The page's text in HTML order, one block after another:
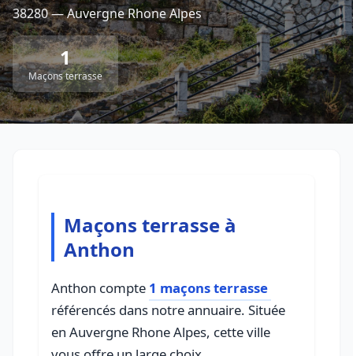
38280 — Auvergne Rhone Alpes
1
Maçons terrasse
Maçons terrasse à
Anthon
Anthon compte 1 maçons terrasse
référencés dans notre annuaire. Située
en Auvergne Rhone Alpes, cette ville